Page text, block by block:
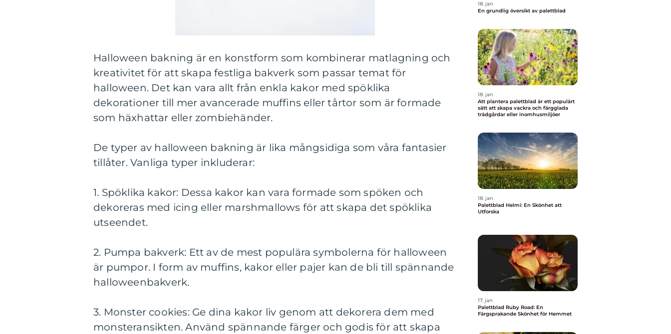
Halloween bakning är en konstform som kombinerar matlagning och
kreativitet för att skapa festliga bakverk som passar temat för
halloween. Det kan vara allt från enkla kakor med spöklika
dekorationer till mer avancerade muffins eller tårtor som är formade
som häxhattar eller zombiehänder.
De typer av halloween bakning är lika mångsidiga som våra fantasier
tillåter. Vanliga typer inkluderar:
1. Spöklika kakor: Dessa kakor kan vara formade som spöken och
dekoreras med icing eller marshmallows för att skapa det spöklika
utseendet.
2. Pumpa bakverk: Ett av de mest populära symbolerna för halloween
är pumpor. I form av muffins, kakor eller pajer kan de bli till spännande
halloweenbakverk.
3. Monster cookies: Ge dina kakor liv genom att dekorera dem med
monsteransikten. Använd spännande färger och godis för att skapa
18. jan
En grundlig översikt av palettblad
18. jan
Att plantera palettblad är ett populärt
sätt att skapa vackra och färgglada
trädgårdar eller inomhusmiljöer
18. jan
Palettblad Helmi: En Skönhet att
Utforska
17. jan
Palettblad Ruby Road: En
Färgsprakande Skönhet för Hemmet